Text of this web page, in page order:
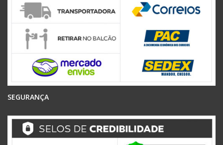
SEGURANÇA